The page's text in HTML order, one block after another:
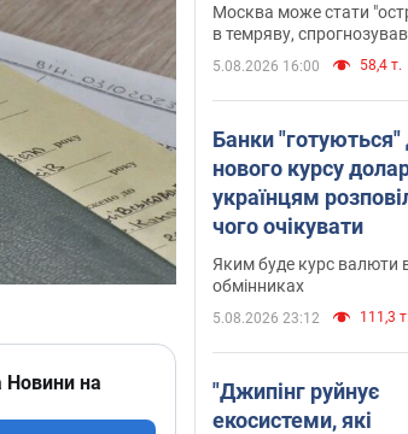
Новини на
Москва може стати
в темряву,
5.08.2026 16:00 58,4 т.
Банки "готуються"
нового курсу
українцям
чого очікувати
Яким буде курс валюти
обмінниках
5.08.2026 23:12 111,3 т.
"Джипінг руйнує
екосистеми, які